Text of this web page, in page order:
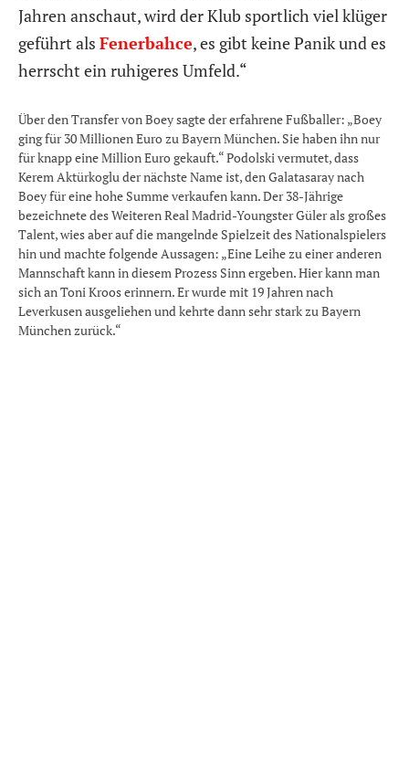
Jahren anschaut, wird der Klub sportlich viel klüger
geführt als Fenerbahce, es gibt keine Panik und es
herrscht ein ruhigeres Umfeld.“
Über den Transfer von Boey sagte der erfahrene Fußballer: „Boey
ging für 30 Millionen Euro zu Bayern München. Sie haben ihn nur
für knapp eine Million Euro gekauft.“ Podolski vermutet, dass
Kerem Aktürkoglu der nächste Name ist, den Galatasaray nach
Boey für eine hohe Summe verkaufen kann. Der 38-Jährige
bezeichnete des Weiteren Real Madrid-Youngster Güler als großes
Talent, wies aber auf die mangelnde Spielzeit des Nationalspielers
hin und machte folgende Aussagen: „Eine Leihe zu einer anderen
Mannschaft kann in diesem Prozess Sinn ergeben. Hier kann man
sich an Toni Kroos erinnern. Er wurde mit 19 Jahren nach
Leverkusen ausgeliehen und kehrte dann sehr stark zu Bayern
München zurück.“